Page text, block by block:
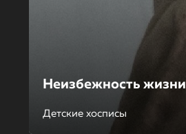
Неизбежность жизни
Детские хосписы